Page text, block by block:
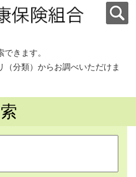
きます。
分類）からお調べいただけま